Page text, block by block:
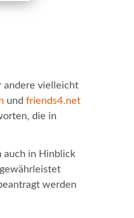
andere vielleicht
und friends4.net
die in
auch in Hinblick
werden